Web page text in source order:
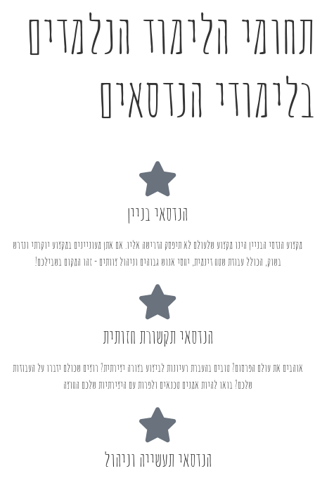
תחומי הלימוד הנלמדים
בלימודי הנדסאים
הנדסאי בניין
מקצוע הנדסי הבניין הינו מקצוע שלעולם לא תיפסק הדרישה אליו. אם אתן מעוניינים במקצוע יוקרתי ונדרש
בשוק, הכולל עבודת שטח דינמית, יחסי אנוש גבוהים וניהול צוותים - זהו המקום בשבילכם!
הנדסאי תקשורת חזותית
אוהבים את עולם הפרסום? טובים בהעברת רעיונות לביצוע בצורה יצירתית? רוצים שכולם ידברו על העבודות
שלכם? בואו להיות אמנים טכנאים ולפרות עם היצירתיות שלכם החוצה
הנדסאי תעשייה וניהול